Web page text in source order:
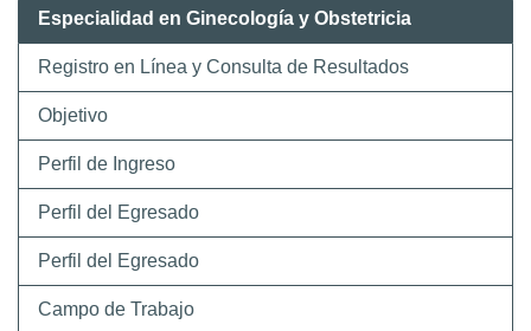
Especialidad en Ginecología y Obstetricia
Registro en Línea y Consulta de Resultados
Objetivo
Perfil de Ingreso
Perfil del Egresado
Perfil del Egresado
Campo de Trabajo